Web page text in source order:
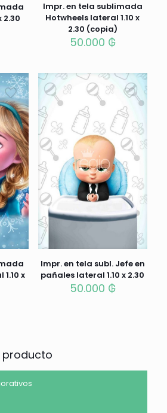
2.30
Impr. en tela sublimada
Hotwheels lateral 1.10 x
2.30 (copia)
50.000 ₲
x
Impr. en tela subl. Jefe en
pañales lateral 1.10 x 2.30
50.000 ₲